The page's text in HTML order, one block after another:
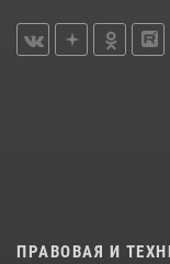
ПРАВОВАЯ И